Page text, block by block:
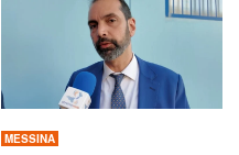
MESSINA